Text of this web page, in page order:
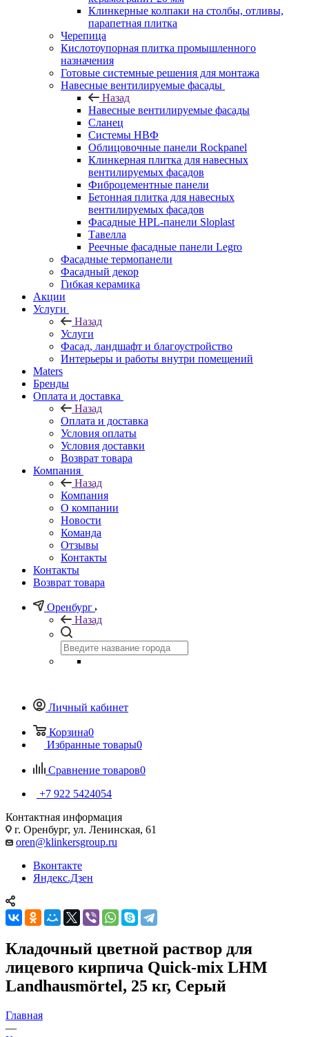
Клинкерные колпаки на столбы, отливы,
парапетная плитка
Черепица
Кислотоупорная плитка промышленного
назначения
Готовые системные решения для монтажа
Навесные вентилируемые фасады
Назад
Навесные вентилируемые фасады
Сланец
Системы НВФ
Облицовочные панели Rockpanel
Клинкерная плитка для навесных
вентилируемых фасадов
Фиброцементные панели
Бетонная плитка для навесных
вентилируемых фасадов
Фасадные HPL-панели Sloplast
Тавелла
Реечные фасадные панели Legro
Фасадные термопанели
Фасадный декор
Гибкая керамика
Акции
Услуги
Назад
Услуги
Фасад, ландшафт и благоустройство
Интерьеры и работы внутри помещений
Maters
Бренды
Оплата и доставка
Назад
Оплата и доставка
Условия оплаты
Условия доставки
Возврат товара
Компания
Назад
Компания
О компании
Новости
Команда
Отзывы
Контакты
Контакты
Возврат товара
Оренбург
Назад
Личный кабинет
Корзина0
Избранные товары0
Сравнение товаров0
+7 922 5424054
Контактная информация
г. Оренбург, ул. Ленинская, 61
oren@klinkersgroup.ru
Вконтакте
Яндекс.Дзен
Кладочный цветной раствор для
лицевого кирпича Quick-mix LHM
Landhausmörtel, 25 кг, Серый
Главная
—